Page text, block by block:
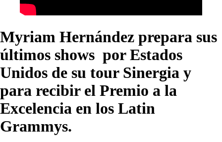
Myriam Hernández prepara sus
últimos shows por Estados
Unidos de su tour Sinergia y
para recibir el Premio a la
Excelencia en los Latin
Grammys.